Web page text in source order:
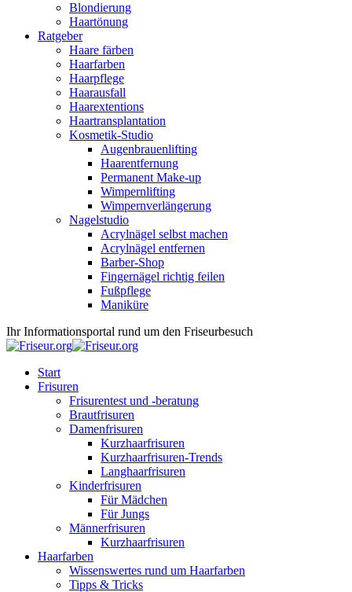
Blondierung
Haartönung
Ratgeber
Haare färben
Haarfarben
Haarpflege
Haarausfall
Haarextentions
Haartransplantation
Kosmetik-Studio
Augenbrauenlifting
Haarentfernung
Permanent Make-up
Wimpernlifting
Wimpernverlängerung
Nagelstudio
Acrylnägel selbst machen
Acrylnägel entfernen
Barber-Shop
Fingernägel richtig feilen
Fußpflege
Maniküre
Ihr Informationsportal rund um den Friseurbesuch
Start
Frisuren
Frisurentest und -beratung
Brautfrisuren
Damenfrisuren
Kurzhaarfrisuren
Kurzhaarfrisuren-Trends
Langhaarfrisuren
Kinderfrisuren
Für Mädchen
Für Jungs
Männerfrisuren
Kurzhaarfrisuren
Haarfarben
Wissenswertes rund um Haarfarben
Tipps & Tricks